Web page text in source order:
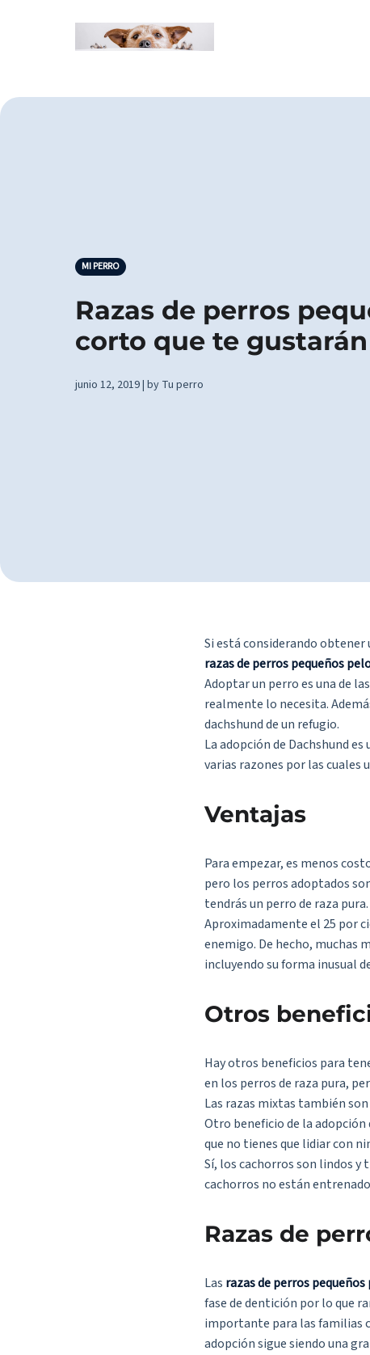
MI PERRO
Razas de perros
corto que te gustarán
junio 12, 2019 | by Tu perro
Si está considerando obtener
razas de perros pequeños
Adoptar un perro es una de
realmente lo necesita.
dachshund de un refugio.
La adopción de Dachshund
varias razones por las cuales
Ventajas
Para empezar, es menos
pero los perros adoptados
tendrás un perro de raza pura.
Aproximadamente el 25 por
enemigo. De hecho, muchas
incluyendo su forma inusual
Otros
Hay otros beneficios para
en los perros de raza pura,
Las razas mixtas también
Otro beneficio de la adopción
que no tienes que lidiar con
Sí, los cachorros son lindos y
cachorros no están
Razas de
Las razas de perros
fase de dentición por lo que
importante para las familias
adopción sigue siendo una